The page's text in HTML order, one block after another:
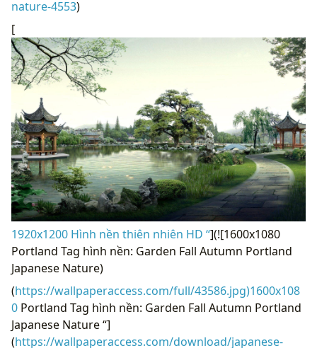
[
1920x1200 Hình nền thiên nhiên HD “](![1600x1080
Portland Tag hình nền: Garden Fall Autumn Portland
Japanese Nature)
(https://wallpaperaccess.com/full/43586.jpg)1600x108
0Portland Tag hình nền: Garden Fall Autumn Portland
Japanese Nature “]
(https://wallpaperaccess.com/download/japanese-
nature-43586)